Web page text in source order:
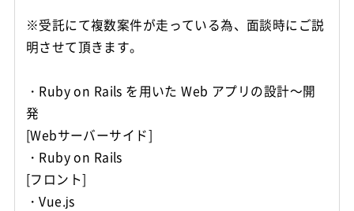
※受託にて複数案件が走っている為、面談時にご説
明させて頂きます。
・Ruby on Rails を用いた Web アプリの設計～開
発
[Webサーバーサイド]
・Ruby on Rails
[フロント]
・Vue.js